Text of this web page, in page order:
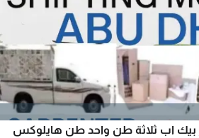
بيك اب ثلاثة طن واحد طن هايلوكس